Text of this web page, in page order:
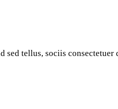
tellus, sociis